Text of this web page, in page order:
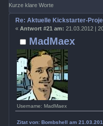
Kurze klare Worte
MadMaex
Username: MadMaex
Re: Aktuelle Kickstarter-
« Antwort #21 am: 21.03.2012 |
Zitat von: Bombshell am